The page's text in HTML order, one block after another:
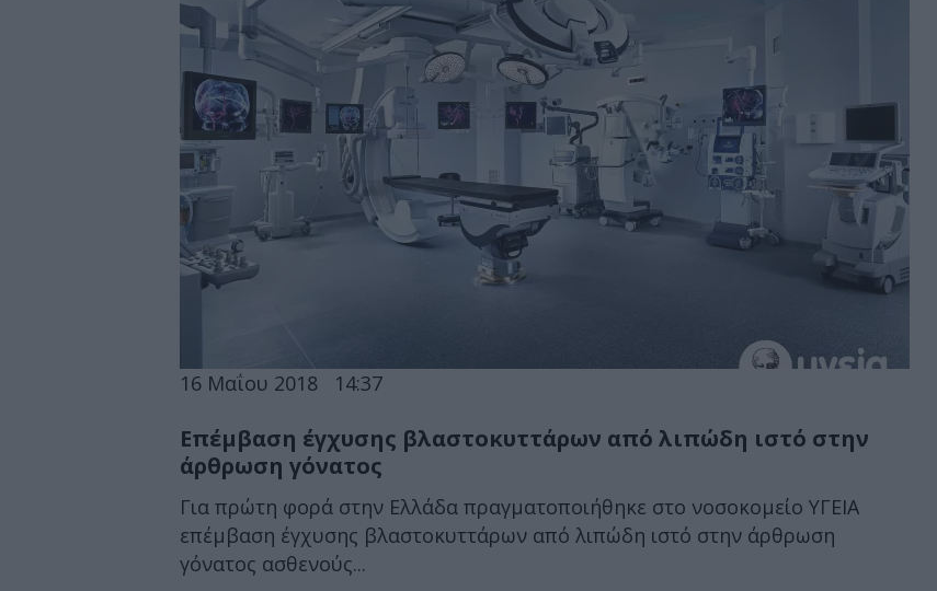
16 Μαΐου 2018 14:37
Επέμβαση έγχυσης βλαστοκυττάρων από λιπώδη ιστό στην
άρθρωση γόνατος
Για πρώτη φορά στην Ελλάδα πραγματοποιήθηκε στο νοσοκομείο YΓEIA
επέμβαση έγχυσης βλαστοκυττάρων από λιπώδη ιστό στην άρθρωση
γόνατος ασθενούς...